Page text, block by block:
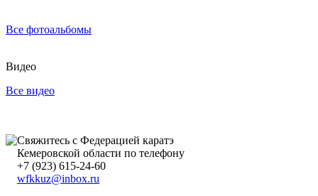
Все фотоальбомы
Видео
Все видео
Свяжитесь с Федерацией каратэ
Кемеровской области по телефону
+7 (923) 615-24-60
wfkkuz@inbox.ru